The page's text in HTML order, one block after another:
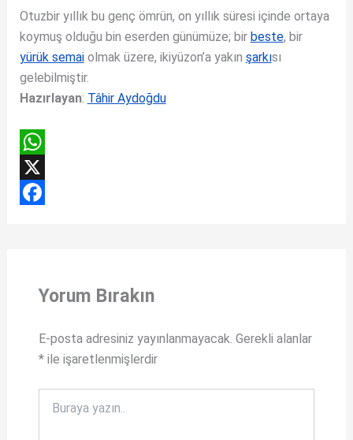
Otuzbir yıllık bu genç ömrün, on yıllık süresi içinde ortaya
koymuş olduğu bin eserden günümüze; bir beste, bir
yürük semaiolmak üzere, ikiyüzon’a yakın şarkısı
gelebilmiştir.
Hazırlayan: Tâhir Aydoğdu
W
hX
Yorum Bırakın
E-posta adresiniz yayınlanmayacak. Gerekli alanlar
*ile işaretlenmişlerdir
yazın..